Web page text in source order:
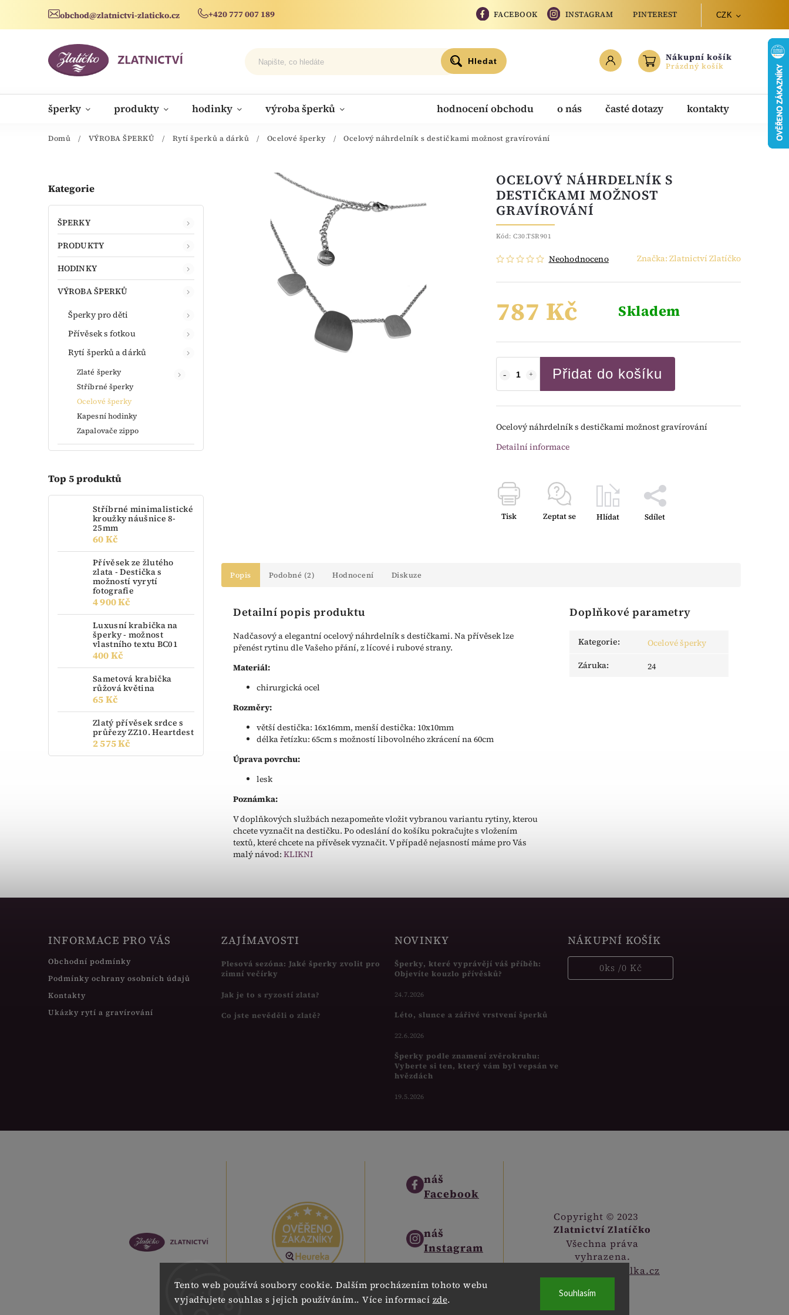
Tento web používá soubory cookie. Dalším procházením tohoto webu
vyjadřujete souhlas s jejich používáním.. Více informací zde. Souhlasím
obchod@zlatnictvi-zlaticko.cz +420 777 007 189 FACEBOOK INSTAGRAM PINTEREST CZK
Hledat Nákupní košík
Prázdný košík
šperky produkty hodinky výroba šperků hodnocení obchodu o nás časté dotazy kontakty
novinky
Domů / VÝROBA ŠPERKŮ / Rytí šperků a dárků / Ocelové šperky / Ocelový náhrdelník s destičkami možnost gravírování
Kategorie
ŠPERKY
PRODUKTY
HODINKY
VÝROBA ŠPERKŮ
Šperky pro děti
Přívěsek s fotkou
Rytí šperků a dárků
Zlaté šperky
Stříbrné šperky
Ocelové šperky
Kapesní hodinky
Zapalovače zippo
Top 5 produktů
Stříbrné minimalistické
kroužky náušnice 8-
25mm
60 Kč
Přívěsek ze žlutého
zlata - Destička s
možností vyrytí
fotografie
4 900 Kč
Luxusní krabička na
šperky - možnost
vlastního textu BC01
400 Kč
Sametová krabička
růžová květina
65 Kč
Zlatý přívěsek srdce s
průřezy ZZ10. Heartdest
2 575 Kč
OCELOVÝ NÁHRDELNÍK S
DESTIČKAMI MOŽNOST
GRAVÍROVÁNÍ
Kód: C30.TSR901
Neohodnoceno Značka: Zlatnictví Zlatíčko
787 Kč Skladem
Přidat do košíku
Ocelový náhrdelník s destičkami možnost gravírování
Detailní informace
Tisk Zeptat se Hlídat Sdílet
Popis Podobné (2) Hodnocení Diskuze
Detailní popis produktu
Nadčasový a elegantní ocelový náhrdelník s destičkami. Na přívěsek lze
přenést rytinu dle Vašeho přání, z lícové i rubové strany.
Materiál:
chirurgická ocel
Rozměry:
větší destička: 16x16mm, menší destička: 10x10mm
délka řetízku: 65cm s možností libovolného zkrácení na 60cm
Úprava povrchu:
lesk
Poznámka:
V doplňkových službách nezapomeňte vložit vybranou variantu rytiny, kterou
chcete vyznačit na destičku. Po odeslání do košíku pokračujte s vložením
textů, které chcete na přívěsek vyznačit. V případě nejasností máme pro Vás
malý návod: KLIKNI
Doplňkové parametry
Kategorie:
Ocelové šperky
Záruka: 24
INFORMACE PRO VÁS
Obchodní podmínky
Podmínky ochrany osobních údajů
Kontakty
Ukázky rytí a gravírování
ZAJÍMAVOSTI
Plesová sezóna: Jaké šperky zvolit pro
zimní večírky
Jak je to s ryzostí zlata?
Co jste nevěděli o zlatě?
NOVINKY
Šperky, které vyprávějí váš příběh:
Objevíte kouzlo přívěsků?
24.7.2026
Léto, slunce a zářivé vrstvení šperků
22.6.2026
Šperky podle znamení zvěrokruhu:
Vyberte si ten, který vám byl vepsán ve
hvězdách
19.5.2026
NÁKUPNÍ KOŠÍK
0ks /0 Kč
náš
Facebook
náš
Instagram
náš
Pinterest
Copyright © 2023
Zlatnictví Zlatíčko
Všechna práva
vyhrazena.
Digitalka.cz